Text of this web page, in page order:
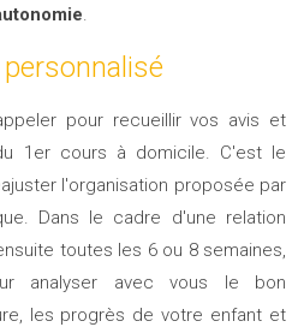
.
pour recueillir vos avis et
1er cours à domicile. C'est le
l'organisation proposée par
Dans le cadre d'une relation
toutes les 6 ou 8 semaines,
analyser avec vous le bon
les progrès de votre enfant et